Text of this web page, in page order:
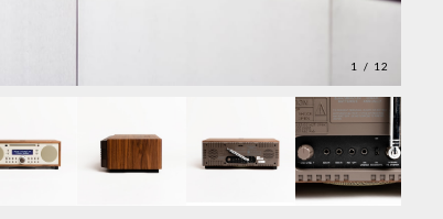
1 / 12